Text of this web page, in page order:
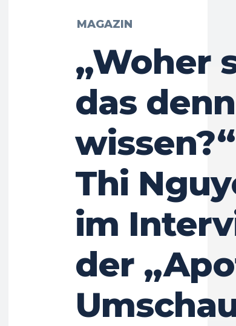
MAGAZIN
„Woher
das
Thi
im
der